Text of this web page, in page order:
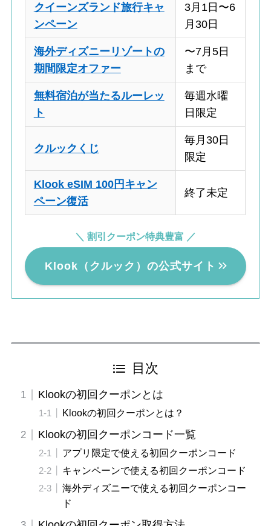
クイーンズランド旅行キャ
ンペーン
3月1日〜6
月30日
海外ディズニーリゾートの
期間限定オファー
〜7月5日
まで
無料宿泊が当たるルーレッ
ト
毎週水曜
日限定
クルックくじ
毎月30日
限定
Klook eSIM 100円キャン
ペーン復活
終了未定
＼ 割引クーポン特典豊富 ／
Klook（クルック）の公式サイト
目次
Klookの初回クーポンとは
Klookの初回クーポンとは？
Klookの初回クーポンコード一覧
アプリ限定で使える初回クーポンコード
キャンペーンで使える初回クーポンコード
海外ディズニーで使える初回クーポンコー
ド